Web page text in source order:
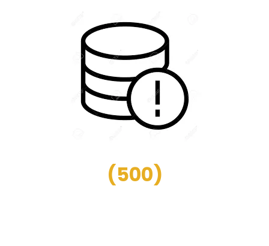
(500)